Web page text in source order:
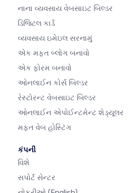
નાના વ્યવસાય વેબસાઇટ બિલ્ડર
ડિજિટલ કાર્ડ
વ્યવસાય ઇમેઇલ સરનામું
એક મફત બ્લોગ બનાવો
એક ફોરમ બનાવો
ઓનલાઈન કોર્સ બિલ્ડર
રેસ્ટોરન્ટ વેબસાઇટ બિલ્ડર
ઓનલાઈન એપોઈન્ટમેન્ટ શેડ્યૂલર
મફત વેબ હોસ્ટિંગ
કંપની
વિશે
સપોર્ટ સેન્ટર